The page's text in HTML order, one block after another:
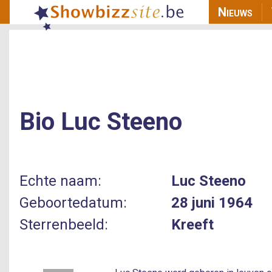
Main
Nieuws
Bio Luc Steeno
Echte naam:
Luc Steeno
Geboortedatum:
28 juni 1964
Sterrenbeeld:
Kreeft